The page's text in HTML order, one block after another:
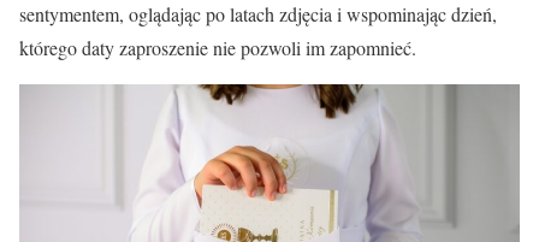
sentymentem, oglądając po latach zdjęcia i wspominając dzień,
którego daty zaproszenie nie pozwoli im zapomnieć.